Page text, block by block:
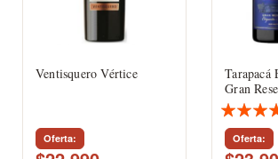
Ventisquero Vértice
Oferta
Tarapacá
Gran
100%
Oferta